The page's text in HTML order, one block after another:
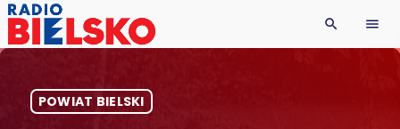
search menu
POWIAT BIELSKI